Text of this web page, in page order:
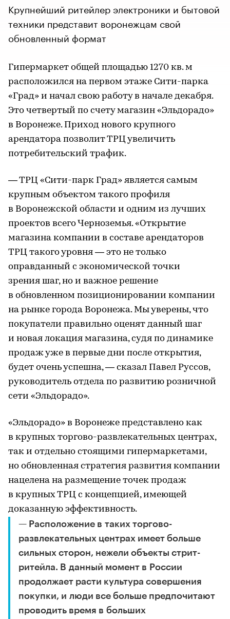
Крупнейший ритейлер электроники и бытовой
техники представит воронежцам свой
обновленный формат
Гипермаркет общей площадью 1270 кв. м
расположился на первом этаже Сити-парка
«Град» и начал свою работу в начале декабря.
Это четвертый по счету магазин «Эльдорадо»
в Воронеже. Приход нового крупного
арендатора позволит ТРЦ увеличить
потребительский трафик.
— ТРЦ «Сити-парк Град» является самым
крупным объектом такого профиля
в Воронежской области и одним из лучших
проектов всего Черноземья. «Открытие
магазина компании в составе арендаторов
ТРЦ такого уровня — это не только
оправданный с экономической точки
зрения шаг, но и важное решение
в обновленном позиционировании компании
на рынке города Воронежа. Мы уверены, что
покупатели правильно оценят данный шаг
и новая локация магазина, судя по динамике
продаж уже в первые дни после открытия,
будет очень успешна, — сказал Павел Руссов,
руководитель отдела по развитию розничной
сети «Эльдорадо».
«Эльдорадо» в Воронеже представлено как
в крупных торгово-развлекательных центрах,
так и отдельно стоящими гипермаркетами,
но обновленная стратегия развития компании
нацелена на размещение точек продаж
в крупных ТРЦ с концепцией, имеющей
доказанную эффективность.
— Расположение в таких торгово-
развлекательных центрах имеет больше
сильных сторон, нежели объекты стрит-
ритейла. В данный момент в России
продолжает расти культура совершения
покупки, и люди все больше предпочитают
проводить время в больших